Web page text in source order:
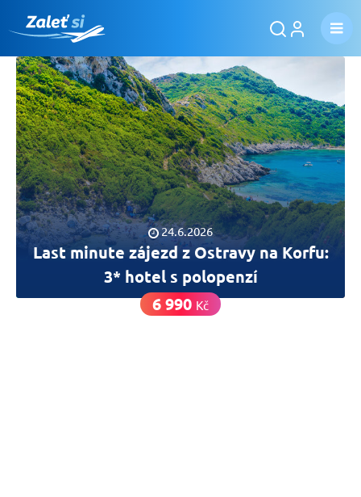
24.6.2026
Last minute zájezd z Ostravy na Korfu:
3* hotel s polopenzí
6 990 Kč